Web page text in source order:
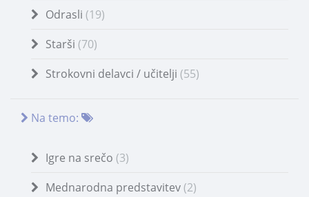
Odrasli (19)
Starši (70)
Strokovni delavci / učitelji (55)
Na temo:
Igre na srečo (3)
Mednarodna predstavitev (2)